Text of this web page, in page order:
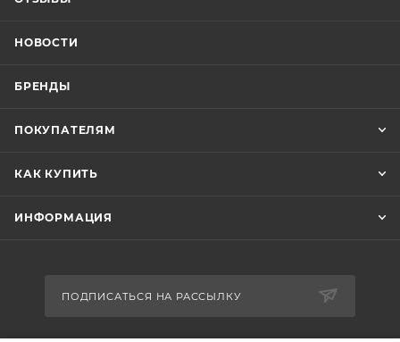
НОВОСТИ
БРЕНДЫ
ПОКУПАТЕЛЯМ
КАК КУПИТЬ
ИНФОРМАЦИЯ
ПОДПИСАТЬСЯ НА РАССЫЛКУ